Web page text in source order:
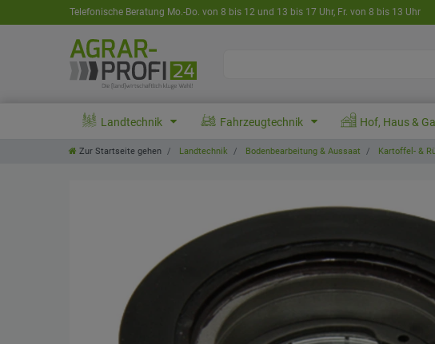
Telefonische Beratung Mo.-Do. von 8 bis 12 und 13 bis 17 Uhr, Fr. von 8 bis 13 Uhr
Landtechnik Fahrzeugtechnik Hof, Haus &
Zur Startseite gehen Landtechnik Bodenbearbeitung & Aussaat Kartoffel- &